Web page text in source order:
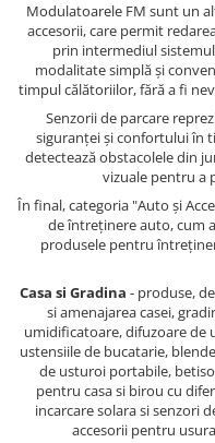
Modulatoarele FM sunt un
accesorii, care permit
prin intermediul
modalitate simplă și
timpul călătoriilor, fără a fi
Senzorii de parcare
siguranței și confortului în
detectează obstacolele din
vizuale pentru a
În final, categoria "Auto și
de întreținere auto, cum
produsele pentru
Casa si Gradina - produse,
si amenajarea casei,
umidificatoare, difuzoare de
ustensiile de bucatarie,
de usturoi portabile,
pentru casa si birou cu
incarcare solara si senzori
accesorii pentru